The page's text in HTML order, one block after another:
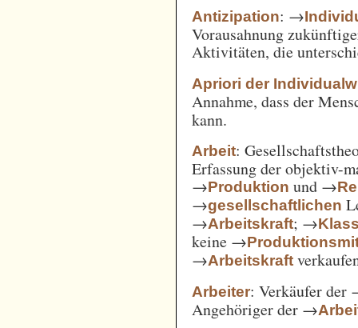
Antizipation: →
Vorausahnung
Aktivitäten, die
Apriori der
Annahme, dass der
kann.
Arbeit:
Erfassung der objektiv-
→Produktion und →
→gesellschaftlichen
→Arbeitskraft; →
keine →
→Arbeitskraft
Arbeiter: Verkäufer der
Angehöriger der →